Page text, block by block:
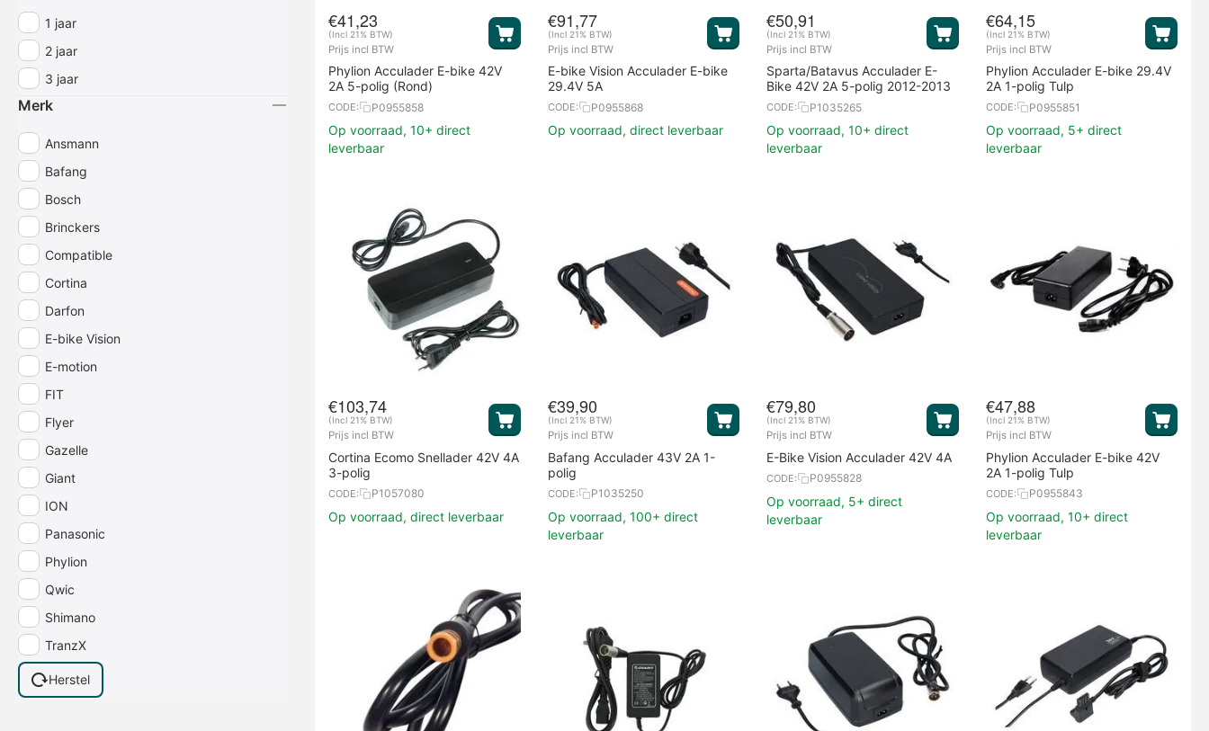
€41,23
(Incl 21% BTW)
Prijs incl BTW
Phylion Acculader E-bike 42V
2A 5-polig (Rond)
CODE: P0955858
Op voorraad, 10+ direct
leverbaar
€91,77
(Incl 21% BTW)
Prijs incl BTW
E-bike Vision Acculader E-bike
29.4V 5A
CODE: P0955868
Op voorraad, direct leverbaar
€50,91
(Incl 21% BTW)
Prijs incl BTW
Sparta/Batavus Acculader E-
Bike 42V 2A 5-polig 2012-2013
CODE: P1035265
Op voorraad, 10+ direct
leverbaar
€64,15
(Incl 21% BTW)
Prijs incl BTW
Phylion Acculader E-bike 29.4V
2A 1-polig Tulp
CODE: P0955851
Op voorraad, 5+ direct
leverbaar
€103,74
(Incl 21% BTW)
Prijs incl BTW
Cortina Ecomo Snellader 42V 4A
3-polig
CODE: P1057080
Op voorraad, direct leverbaar
€39,90
(Incl 21% BTW)
Prijs incl BTW
Bafang Acculader 43V 2A 1-
polig
CODE: P1035250
Op voorraad, 100+ direct
leverbaar
€79,80
(Incl 21% BTW)
Prijs incl BTW
E-Bike Vision Acculader 42V 4A
CODE: P0955828
Op voorraad, 5+ direct
leverbaar
€47,88
(Incl 21% BTW)
Prijs incl BTW
Phylion Acculader E-bike 42V
2A 1-polig Tulp
CODE: P0955843
Op voorraad, 10+ direct
leverbaar
1 jaar
2 jaar
3 jaar
Merk
Ansmann
Bafang
Bosch
Brinckers
Compatible
Cortina
Darfon
E-bike Vision
E-motion
FIT
Flyer
Gazelle
Giant
ION
Panasonic
Phylion
Qwic
Shimano
TranzX
Herstel